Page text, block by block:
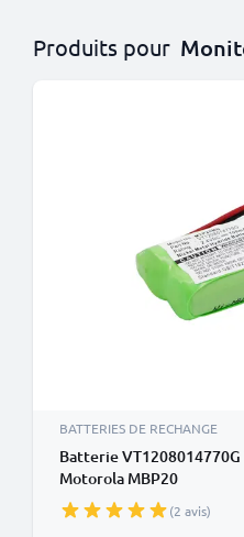
Produits pour
BATTERIES DE RECHANGE
Batterie
Motorola MBP20
(2 avis)